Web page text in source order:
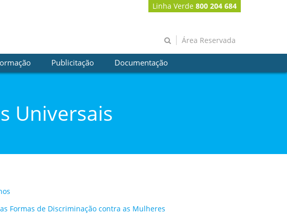
Linha Verde 800 204 684
Área Reservada
Publicitação Documentação
Universais
Formas de Discriminação contra as Mulheres